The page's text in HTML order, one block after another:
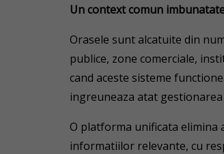
Un context comun
Orasele sunt alcatuite din
publice, zone comerciale,
cand aceste sisteme
ingreuneaza atat
O platforma unificata
informatiilor relevante, cu